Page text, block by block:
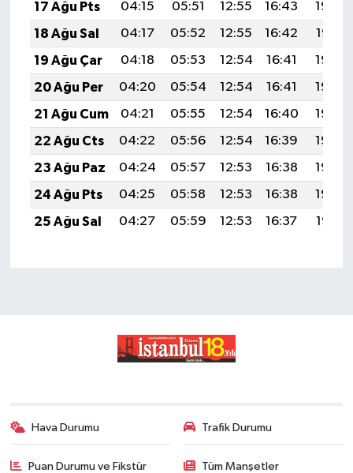
17 Ağu Pts
04:15 05:51 12:55 16:43
19:49
18 Ağu Sal
04:17 05:52 12:55 16:42
19:47
19 Ağu Çar
04:18 05:53 12:54 16:41
19:46
20 Ağu Per
04:20 05:54 12:54 16:41
19:44
21 Ağu Cum
04:21 05:55 12:54 16:40
19:43
22 Ağu Cts
04:22 05:56 12:54 16:39
19:42
23 Ağu Paz
04:24 05:57 12:53 16:38
19:40
24 Ağu Pts
04:25 05:58 12:53 16:38
19:39
25 Ağu Sal
04:27 05:59 12:53 16:37 19:37
Hava Durumu Trafik Durumu
Puan Durumu ve Fikstür Tüm Manşetler